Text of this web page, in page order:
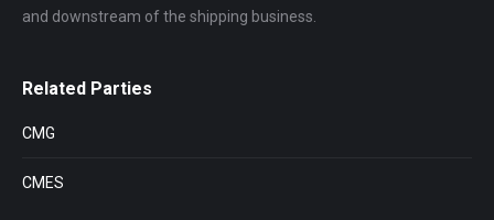
and downstream of the shipping business.
Related Parties
CMG
CMES